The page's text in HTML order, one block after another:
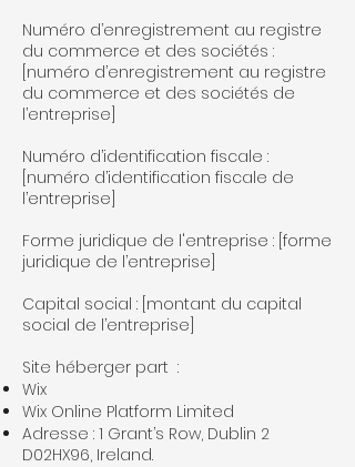
Numéro d’enregistrement au registre
du commerce et des sociétés :
[numéro d’enregistrement au registre
du commerce et des sociétés de
l’entreprise]
Numéro d’identification fiscale :
[numéro d’identification fiscale de
l’entreprise]
Forme juridique de l'entreprise : [forme
juridique de l’entreprise]
Capital social : [montant du capital
social de l’entreprise]
Site héberger part :
Wix
Wix Online Platform Limited
Adresse : 1 Grant’s Row, Dublin 2
D02HX96, Ireland.